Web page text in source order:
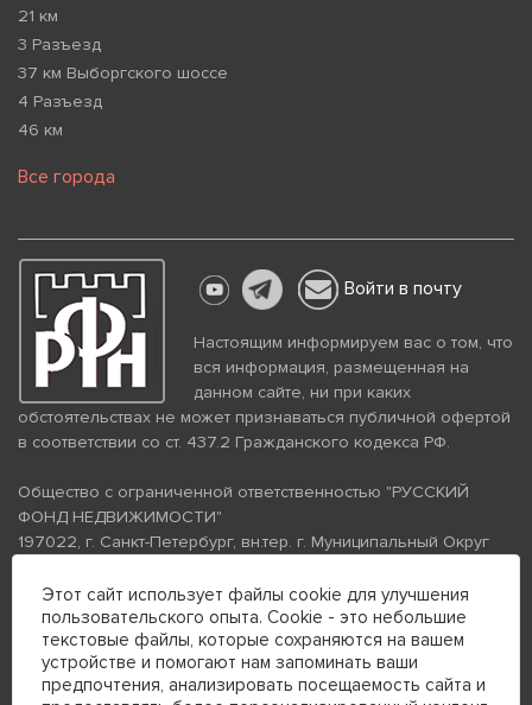
21 км
3 Разъезд
37 км Выборгского шоссе
4 Разъезд
46 км
Все города
Войти в почту
Настоящим информируем вас о том, что
вся информация, размещенная на
данном сайте, ни при каких
обстоятельствах не может признаваться публичной офертой
в соответствии со ст. 437.2 Гражданского кодекса РФ.
Общество с ограниченной ответственностью "РУССКИЙ
ФОНД НЕДВИЖИМОСТИ"
197022, г. Санкт-Петербург, вн.тер. г. Муниципальный Округ
помещение 26Н, комната 103
ИНН 7813672570 КПП 781301001 ОГРН 1237800058870
Политика конфиденциальности
Политика обработки
персональных данных
Телефон для связи:
Этот сайт использует файлы cookie для улучшения
пользовательского опыта. Cookie - это небольшие
текстовые файлы, которые сохраняются на вашем
устройстве и помогают нам запоминать ваши
предпочтения, анализировать посещаемость сайта и